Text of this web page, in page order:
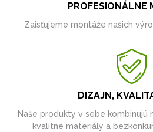
PROFESIONÁLNE
Zaisťujeme montáže našich
DIZAJN,
Naše produkty v sebe kombinujú
kvalitné materiály a